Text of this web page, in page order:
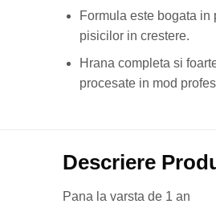
Formula este bogata
pisicilor in crestere.
Hrana completa si
procesate in mod
Descriere
Pana la varsta de 1 an